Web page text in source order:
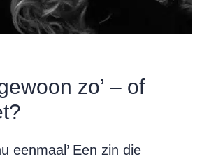
zo’ – of
eenmaal’ Een zin die